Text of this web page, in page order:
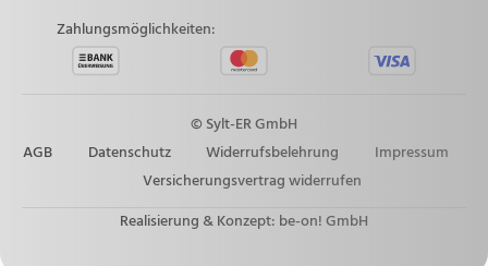
© Sylt-ER GmbH
AGB
Datenschutz Widerrufsbelehrung
Impressum
Versicherungsvertrag widerrufen
Zahlungsmöglichkeiten:
Realisierung & Konzept: be-on! GmbH